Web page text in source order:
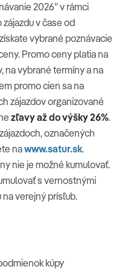
2026” v rámci
v čase od
vybrané poznávacie
Promo ceny platia na
na vybrané termíny a na
promo cien sa na
zájazdov organizované
zľavy až do výšky 26%.
označených
nawww.satur.sk.
nie je možné kumulovať.
s vernostnými
na verejný prísľub.
kúpy